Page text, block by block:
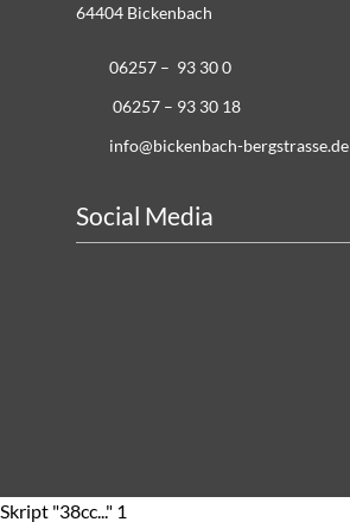
64404 Bickenbach
06257 – 93 30 0
06257 – 93 30 18
info@bickenbach-bergstrasse.de
Social Media
Skript "38cc..." 1